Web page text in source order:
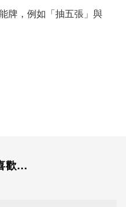
牌，例如「抽五張」與
歡...